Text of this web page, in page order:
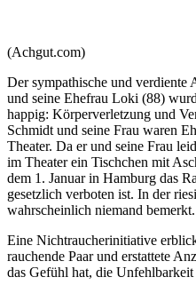
(Achgut.com)
Der sympathische und
und seine Ehefrau Loki (88)
happig: Körperverletzung und
Schmidt und seine Frau waren
Theater. Da er und seine Frau
im Theater ein Tischchen mit
dem 1. Januar in Hamburg das
gesetzlich verboten ist. In der
wahrscheinlich niemand bemerkt.
Eine Nichtraucherinitiative
rauchende Paar und erstattete
das Gefühl hat, die